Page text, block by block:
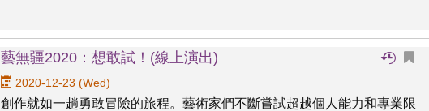
藝無疆2020：想敢試！(線上演出)
2020-12-23 (Wed)
創作就如一趟勇敢冒險的旅程。藝術家們不斷嘗試超越個人能力和專業限